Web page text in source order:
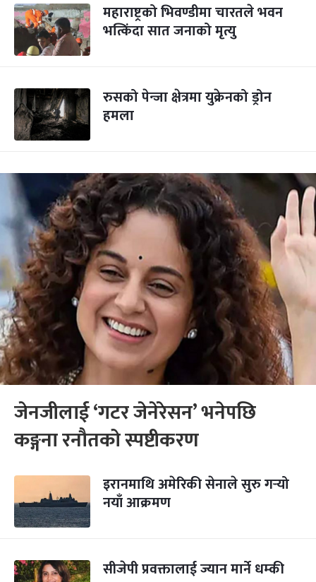
महाराष्ट्रको भिवण्डीमा चारतले भवन
भत्किंदा सात जनाको मृत्यु
रुसको पेन्जा क्षेत्रमा युक्रेनको ड्रोन
हमला
जेनजीलाई ‘गटर जेनेरेसन’ भनेपछि
कङ्गना रनौतको स्पष्टीकरण
इरानमाथि अमेरिकी सेनाले सुरु गर्‍यो
नयाँ आक्रमण
सीजेपी प्रवक्तालाई ज्यान मार्ने धम्की